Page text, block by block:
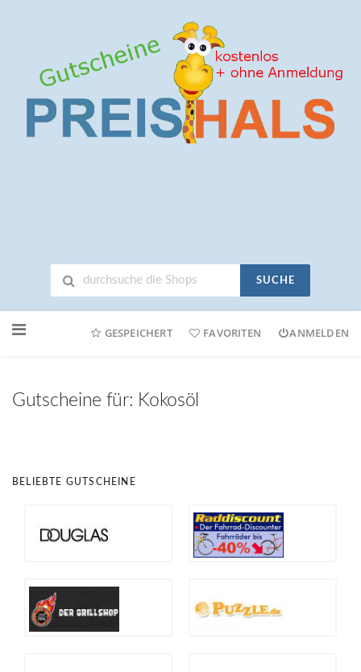
SUCHE
Online-
GESPEICHERT FAVORITEN ANMELDEN
Gutscheine für: Kokosöl
BELIEBTE GUTSCHEINE